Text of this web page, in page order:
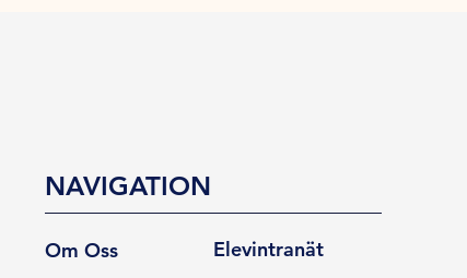
NAVIGATION
Om Oss Elevintranät